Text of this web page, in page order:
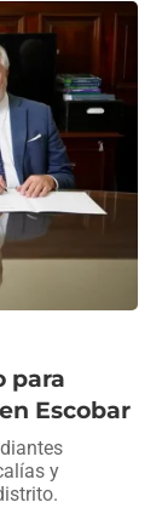
para
Escobar
y